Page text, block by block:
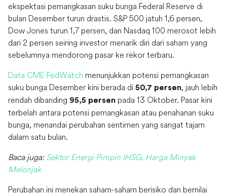
ekspektasi pemangkasan suku bunga Federal Reserve di
bulan Desember turun drastis. S&P 500 jatuh 1,6 persen,
Dow Jones turun 1,7 persen, dan Nasdaq 100 merosot lebih
dari 2 persen seiring investor menarik diri dari saham yang
sebelumnya mendorong pasar ke rekor terbaru.
Data CME FedWatch menunjukkan potensi pemangkasan
suku bunga Desember kini berada di 50,7 persen, jauh lebih
rendah dibanding 95,5 persen pada 13 Oktober. Pasar kini
terbelah antara potensi pemangkasan atau penahanan suku
bunga, menandai perubahan sentimen yang sangat tajam
dalam satu bulan.
Baca juga: Sektor Energi Pimpin IHSG, Harga Minyak
Melonjak
Perubahan ini menekan saham-saham berisiko dan bernilai